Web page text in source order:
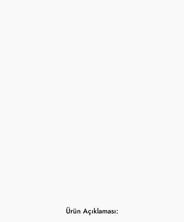
Ürün Açıklaması: